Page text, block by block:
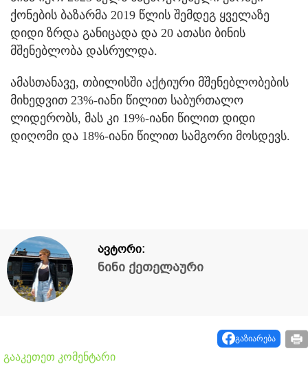
ქონების ბაზარმა 2019 წლის შემდეგ ყველაზე
დიდი ზრდა განიცადა და 20 ათასი ბინის
მშენებლობა დასრულდა.
ამასთანავე, თბილისში აქტიური მშენებლობების
მიხედვით 23%-იანი წილით საბურთალო
ლიდერობს, მას კი 19%-იანი წილით დიდი
დიღომი და 18%-იანი წილით სამგორი მოსდევს.
ავტორი:
ნინი ქეთელაური
გაზიარება
გააკეთეთ კომენტარი